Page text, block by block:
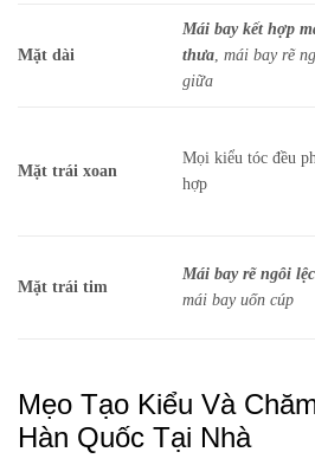
Mặt dài
Mái bay kết hợp
thưa, mái bay rẽ
giữa
Mặt trái xoan
Mọi kiểu tóc đều
hợp
Mặt trái tim
Mái bay rẽ ngôi
mái bay uốn cúp
Mẹo Tạo Kiểu Và
Hàn Quốc Tại Nhà